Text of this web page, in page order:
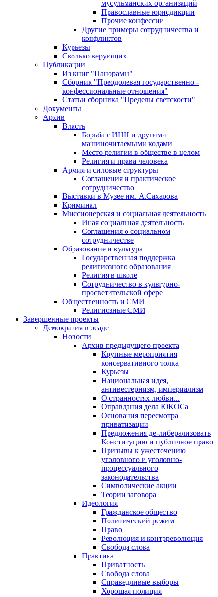
мусульманских организаций
Православные юрисдикции
Прочие конфессии
Другие примеры сотрудничества и
конфликтов
Курьезы
Сколько верующих
Публикации
Из книг "Панорамы"
Сборник "Преодолевая государственно -
конфессиональные отношения"
Статьи сборника "Пределы светскости"
Документы
Архив
Власть
Борьба с ИНН и другими
машиночитаемыми кодами
Место религии в обществе в целом
Религия и права человека
Армия и силовые структуры
Соглашения и практическое
сотрудничество
Выставки в Музее им. А.Сахарова
Криминал
Миссионерская и социальная деятельность
Иная социальная деятельность
Соглашения о социальном
сотрудничестве
Образование и культура
Государственная поддержка
религиозного образования
Религия в школе
Сотрудничество в культурно-
просветительской сфере
Общественность и СМИ
Религиозные СМИ
Завершенные проекты
Демократия в осаде
Новости
Архив предыдущего проекта
Крупные мероприятия
консервативного толка
Курьезы
Национальная идея,
антивестернизм, империализм
О странностях любви...
Оправдания дела ЮКОСа
Основания пересмотра
приватизации
Предложения де-либерализовать
Конституцию и публичное право
Призывы к ужесточению
уголовного и уголовно-
процессуального
законодательства
Символические акции
Теории заговора
Идеология
Гражданское общество
Политический режим
Право
Революция и контрреволюция
Свобода слова
Практика
Приватность
Свобода слова
Справедливые выборы
Хорошая полиция